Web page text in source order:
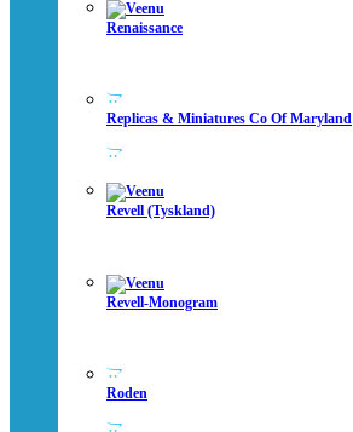
Renaissance
Replicas & Miniatures Co Of Maryland
Revell (Tyskland)
Revell-Monogram
Roden